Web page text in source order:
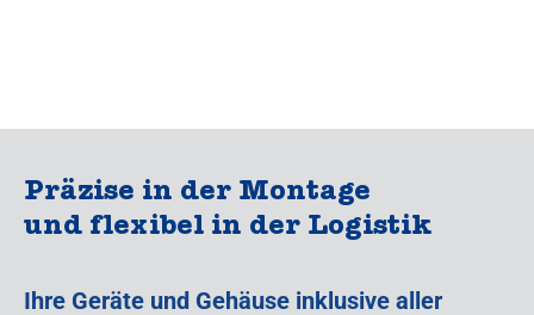
Präzise in der Montage
und flexibel in der Logistik
Ihre Geräte und Gehäuse inklusive aller